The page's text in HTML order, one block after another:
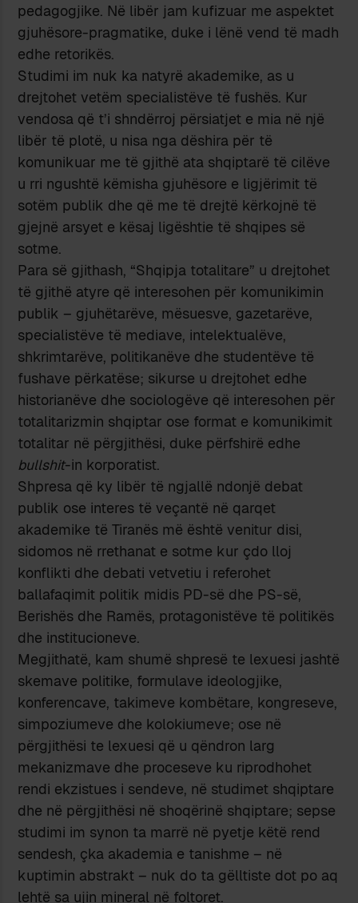
pedagogjike. Në libër jam kufizuar me aspektet
gjuhësore-pragmatike, duke i lënë vend të madh
edhe retorikës.
Studimi im nuk ka natyrë akademike, as u
drejtohet vetëm specialistëve të fushës. Kur
vendosa që t’i shndërroj përsiatjet e mia në një
libër të plotë, u nisa nga dëshira për të
komunikuar me të gjithë ata shqiptarë të cilëve
u rri ngushtë këmisha gjuhësore e ligjërimit të
sotëm publik dhe që me të drejtë kërkojnë të
gjejnë arsyet e kësaj ligështie të shqipes së
sotme.
Para së gjithash, “Shqipja totalitare” u drejtohet
të gjithë atyre që interesohen për komunikimin
publik – gjuhëtarëve, mësuesve, gazetarëve,
specialistëve të mediave, intelektualëve,
shkrimtarëve, politikanëve dhe studentëve të
fushave përkatëse; sikurse u drejtohet edhe
historianëve dhe sociologëve që interesohen për
totalitarizmin shqiptar ose format e komunikimit
totalitar në përgjithësi, duke përfshirë edhe
bullshit-in korporatist.
Shpresa që ky libër të ngjallë ndonjë debat
publik ose interes të veçantë në qarqet
akademike të Tiranës më është venitur disi,
sidomos në rrethanat e sotme kur çdo lloj
konflikti dhe debati vetvetiu i referohet
ballafaqimit politik midis PD-së dhe PS-së,
Berishës dhe Ramës, protagonistëve të politikës
dhe institucioneve.
Megjithatë, kam shumë shpresë te lexuesi jashtë
skemave politike, formulave ideologjike,
konferencave, takimeve kombëtare, kongreseve,
simpoziumeve dhe kolokiumeve; ose në
përgjithësi te lexuesi që u qëndron larg
mekanizmave dhe proceseve ku riprodhohet
rendi ekzistues i sendeve, në studimet shqiptare
dhe në përgjithësi në shoqërinë shqiptare; sepse
studimi im synon ta marrë në pyetje këtë rend
sendesh, çka akademia e tanishme – në
kuptimin abstrakt – nuk do ta gëlltiste dot po aq
lehtë sa ujin mineral në foltoret.